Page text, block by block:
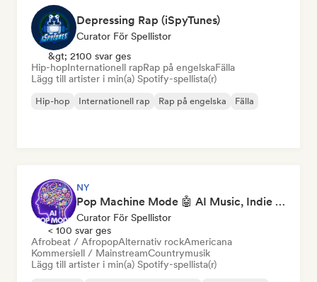
Depressing Rap (iSpyTunes)
Curator För Spellistor
&gt; 2100 svar ges
Hip-hopInternationell rapRap på engelskaFälla
Lägg till artister i min(a) Spotify-spellista(r)
Hip-hop Internationell rap Rap på engelska Fälla
NY
Pop Machine Mode 🤖 AI Music, Indie Pop & Dream Pop
Curator För Spellistor
< 100 svar ges
Afrobeat / AfropopAlternativ rockAmericana
Kommersiell / MainstreamCountrymusik
Lägg till artister i min(a) Spotify-spellista(r)